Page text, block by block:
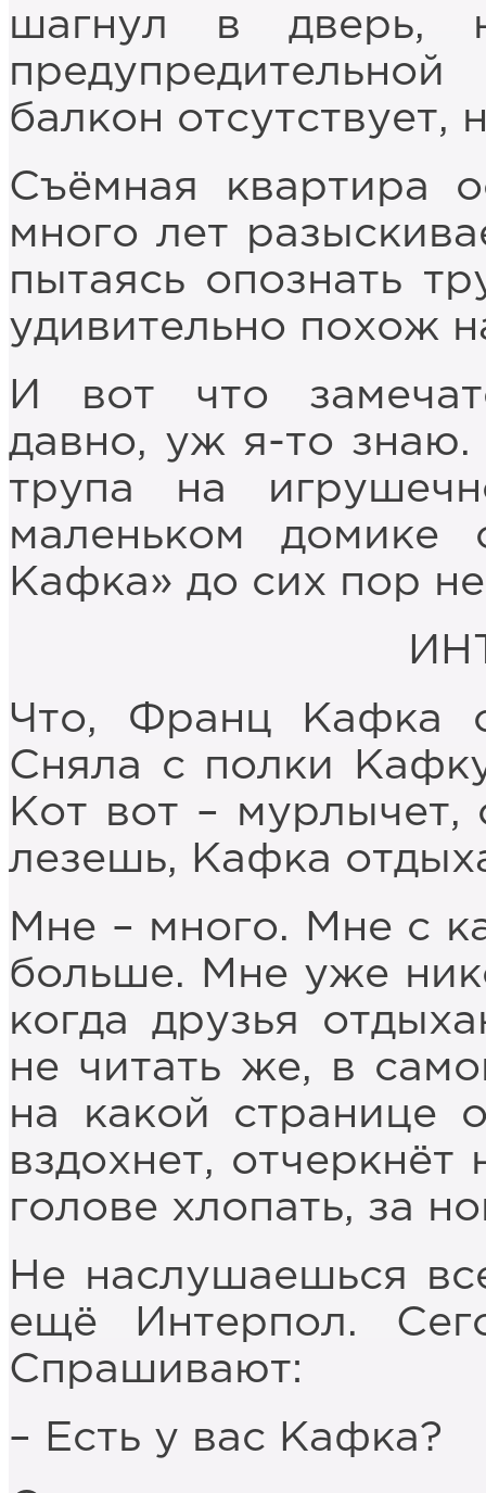
шагнул в дверь,
балкон отсутствует,
Съёмная квартира
много лет
пытаясь опознать
удивительно похож
И вот что
давно, уж я-то знаю.
трупа на
маленьком домике
Кафка» до сих пор
Что, Франц Кафка
Сняла с полки
Кот вот – мурлычет,
лезешь, Кафка
Мне – много. Мне с
больше. Мне уже
когда друзья
не читать же, в
на какой странице
вздохнет,
голове хлопать, за
Не наслушаешься
ещё Интерпол.
Спрашивают:
– Есть у вас Кафка?